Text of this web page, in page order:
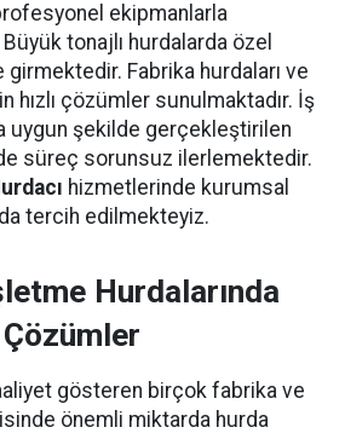
ekipmanlarla
tonajlı hurdalarda özel
girmektedir. Fabrika hurdaları ve
hızlı çözümler sunulmaktadır. İş
uygun şekilde gerçekleştirilen
süreç sorunsuz ilerlemektedir.
hizmetlerinde kurumsal
tercih edilmekteyiz.
Hurdalarında
gösteren birçok fabrika ve
önemli miktarda hurda